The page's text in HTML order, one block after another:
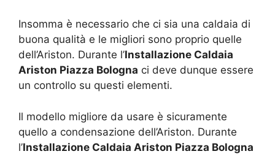
Insomma è necessario che ci sia una caldaia di
buona qualità e le migliori sono proprio quelle
dell’Ariston. Durante l’Installazione Caldaia
Ariston Piazza Bologna ci deve dunque essere
un controllo su questi elementi.
Il modello migliore da usare è sicuramente
quello a condensazione dell’Ariston. Durante
l’Installazione Caldaia Ariston Piazza Bologna